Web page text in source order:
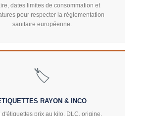
dates limites de consommation et
pour respecter la réglementation
sanitaire européenne.
🏷️
RAYON & INCO
d'étiquettes prix au kilo, DLC, origine,